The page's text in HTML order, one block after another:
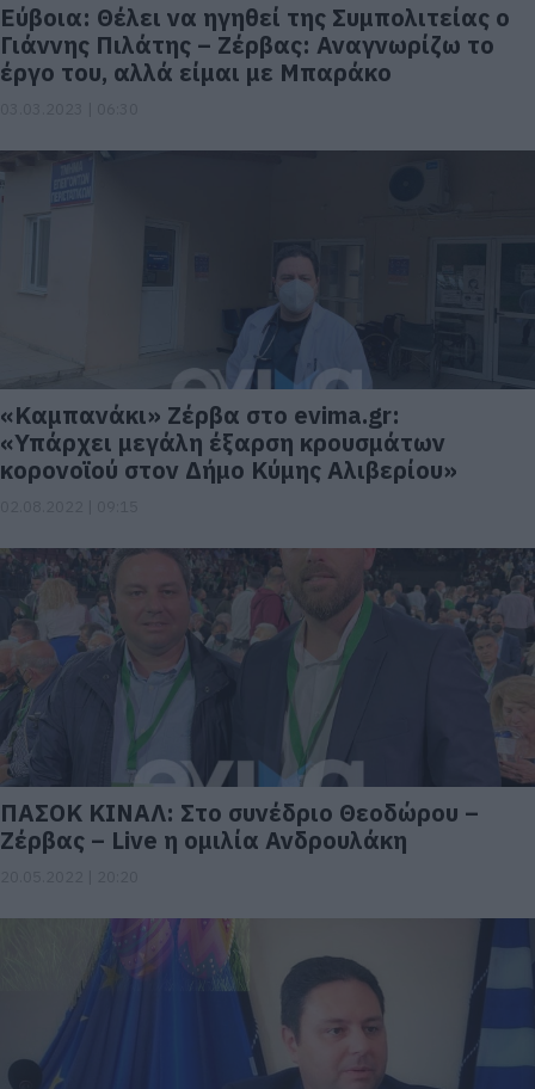
Εύβοια: Θέλει να ηγηθεί της Συμπολιτείας ο
Γιάννης Πιλάτης – Ζέρβας: Αναγνωρίζω το
έργο του, αλλά είμαι με Μπαράκο
«Καμπανάκι» Ζέρβα στο evima.gr:
«Υπάρχει μεγάλη έξαρση κρουσμάτων
κορονοϊού στον Δήμο Κύμης Αλιβερίου»
ΠΑΣΟΚ ΚΙΝΑΛ: Στο συνέδριο Θεοδώρου –
Ζέρβας – Live η ομιλία Ανδρουλάκη